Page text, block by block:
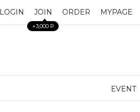
LOGIN JOIN
+3,000 P
ORDER MYPAGE
EVENT